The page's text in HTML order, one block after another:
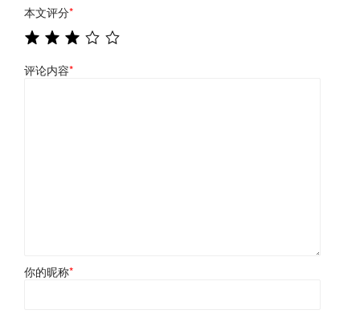
本文评分*
评论内容*
你的昵称*